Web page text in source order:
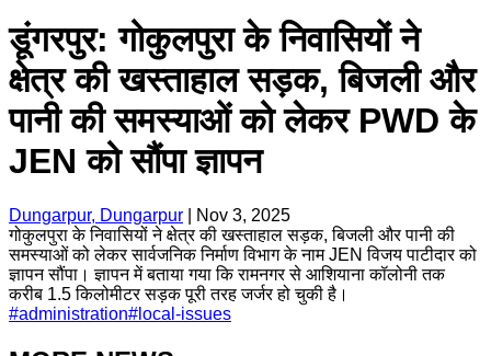
डूंगरपुर: गोकुलपुरा के निवासियों ने
क्षेत्र की खस्ताहाल सड़क, बिजली और
पानी की समस्याओं को लेकर PWD के
JEN को सौंपा ज्ञापन
Dungarpur, Dungarpur
Nov 3, 2025
गोकुलपुरा के निवासियों ने क्षेत्र की खस्ताहाल सड़क, बिजली और पानी की
समस्याओं को लेकर सार्वजनिक निर्माण विभाग के नाम JEN विजय पाटीदार को
ज्ञापन सौंपा। ज्ञापन में बताया गया कि रामनगर से आशियाना कॉलोनी तक
करीब 1.5 किलोमीटर सड़क पूरी तरह जर्जर हो चुकी है।
#administration# local-issues